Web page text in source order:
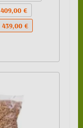
409,00 €
439,00 €